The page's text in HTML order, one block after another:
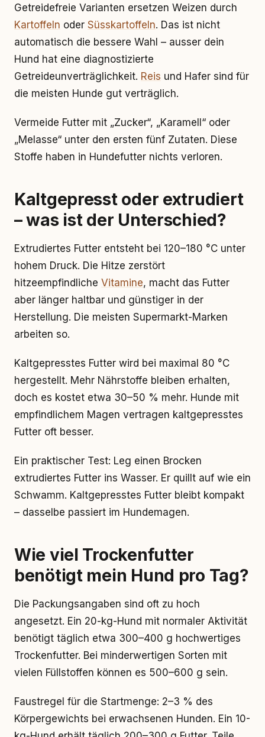
Getreidefreie Varianten ersetzen Weizen durch
Kartoffeln oder Süsskartoffeln. Das ist nicht
automatisch die bessere Wahl – ausser dein
Hund hat eine diagnostizierte
Getreideunverträglichkeit. Reis und Hafer sind für
die meisten Hunde gut verträglich.
Vermeide Futter mit „Zucker“, „Karamell“ oder
„Melasse“ unter den ersten fünf Zutaten. Diese
Stoffe haben in Hundefutter nichts verloren.
Kaltgepresst oder extrudiert
– was ist der Unterschied?
Extrudiertes Futter entsteht bei 120–180 °C unter
hohem Druck. Die Hitze zerstört
hitzeempfindliche Vitamine, macht das Futter
aber länger haltbar und günstiger in der
Herstellung. Die meisten Supermarkt-Marken
arbeiten so.
Kaltgepresstes Futter wird bei maximal 80 °C
hergestellt. Mehr Nährstoffe bleiben erhalten,
doch es kostet etwa 30–50 % mehr. Hunde mit
empfindlichem Magen vertragen kaltgepresstes
Futter oft besser.
Ein praktischer Test: Leg einen Brocken
extrudiertes Futter ins Wasser. Er quillt auf wie ein
Schwamm. Kaltgepresstes Futter bleibt kompakt
– dasselbe passiert im Hundemagen.
Wie viel Trockenfutter
benötigt mein Hund pro Tag?
Die Packungsangaben sind oft zu hoch
angesetzt. Ein 20-kg-Hund mit normaler Aktivität
benötigt täglich etwa 300–400 g hochwertiges
Trockenfutter. Bei minderwertigen Sorten mit
vielen Füllstoffen können es 500–600 g sein.
Faustregel für die Startmenge: 2–3 % des
Körpergewichts bei erwachsenen Hunden. Ein 10-